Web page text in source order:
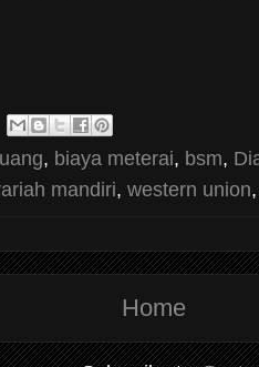
, biaya meterai, bsm,
mandiri, western union
Home